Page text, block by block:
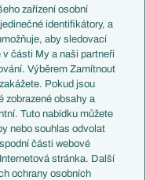
soutěž
zařízení osobní
identifikátory, a
aby sledovací
části My a naši partneři
Výběrem Zamítnout
Pokud jsou
zobrazené obsahy a
Tuto nabídku můžete
nebo souhlas odvolat
části webové
stránka. Další
ochrany osobních